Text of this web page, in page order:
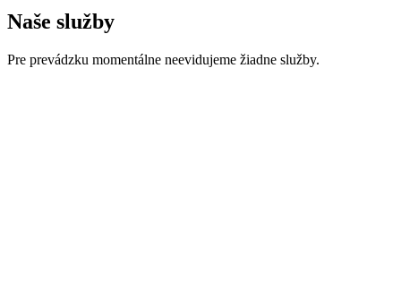
Naše služby
Pre prevádzku momentálne neevidujeme žiadne služby.